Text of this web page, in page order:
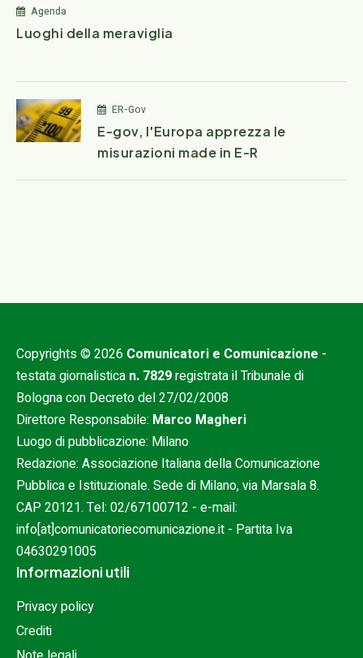
Agenda
Luoghi della meraviglia
ER-Gov
E-gov, l'Europa apprezza le
misurazioni made in E-R
Copyrights © 2026 Comunicatori e Comunicazione -
testata giornalistica n. 7829registrata il Tribunale di
Bologna con Decreto del 27/02/2008
Direttore Responsabile: Marco Magheri
Luogo di pubblicazione: Milano
Redazione: Associazione Italiana della Comunicazione
Pubblica e Istituzionale. Sede di Milano, via Marsala 8.
CAP 20121. Tel: 02/67100712 - e-mail:
info[at]comunicatoriecomunicazione.it - Partita Iva
04630291005
Informazioni utili
Privacy policy
Crediti